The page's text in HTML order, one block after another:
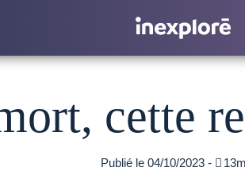
cette
Publié le 04/10/2023 - 